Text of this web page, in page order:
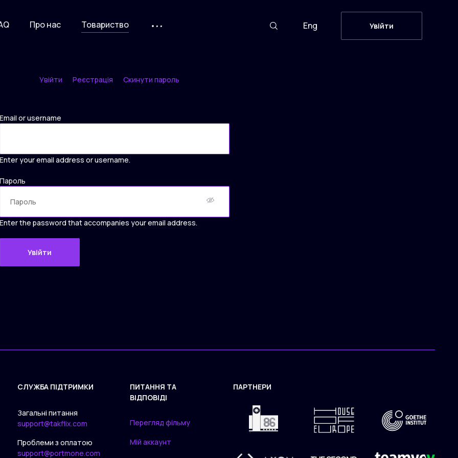
Про нас Товариство Eng Увійти
Увійти Реєстрація Скинути пароль
Email or username
Enter your email address or username.
Пароль
Enter the password that accompanies your email address.
Увійти
СЛУЖБА ПІДТРИМКИ
Загальні питання
support@takflix.com
Проблеми з оплатою
support@portmone.com
ПИТАННЯ ТА
ВІДПОВІДІ
Перегляд фільму
Мій аккаунт
ПАРТНЕРИ